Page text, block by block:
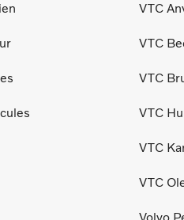
VTC
VTC
VTC
VTC
VTC
VTC